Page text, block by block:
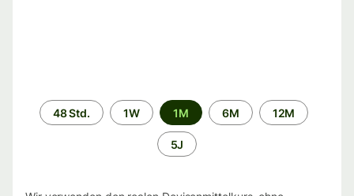
Zeitraum
48 Std. 1W 1M 6M 12M
5J